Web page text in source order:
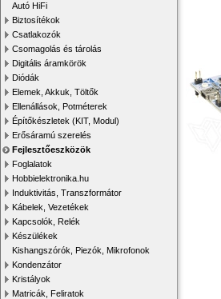
Autó HiFi
Biztosítékok
Csatlakozók
Csomagolás és tárolás
Digitális áramkörök
Diódák
Elemek, Akkuk, Töltők
Ellenállások, Potméterek
Építőkészletek (KIT, Modul)
Erősáramú szerelés
Fejlesztőeszközök
Foglalatok
Hobbielektronika.hu
Induktivitás, Transzformátor
Kábelek, Vezetékek
Kapcsolók, Relék
Készülékek
Kishangszórók, Piezók, Mikrofonok
Kondenzátor
Kristályok
Matricák, Feliratok